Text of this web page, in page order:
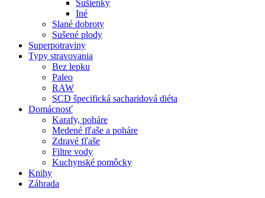
Sušienky
Iné
Slané dobroty
Sušené plody
Superpotraviny
Typy stravovania
Bez lepku
Paleo
RAW
SCD špecifická sacharidová diéta
Domácnosť
Karafy, poháre
Medené fľaše a poháre
Zdravé fľaše
Filtre vody
Kuchynské pomôcky
Knihy
Záhrada